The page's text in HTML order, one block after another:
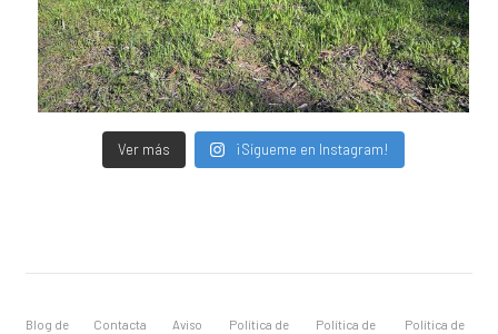
Ver más ¡Sígueme en Instagram!
Blog de Contacta Aviso Política de Política de Política de